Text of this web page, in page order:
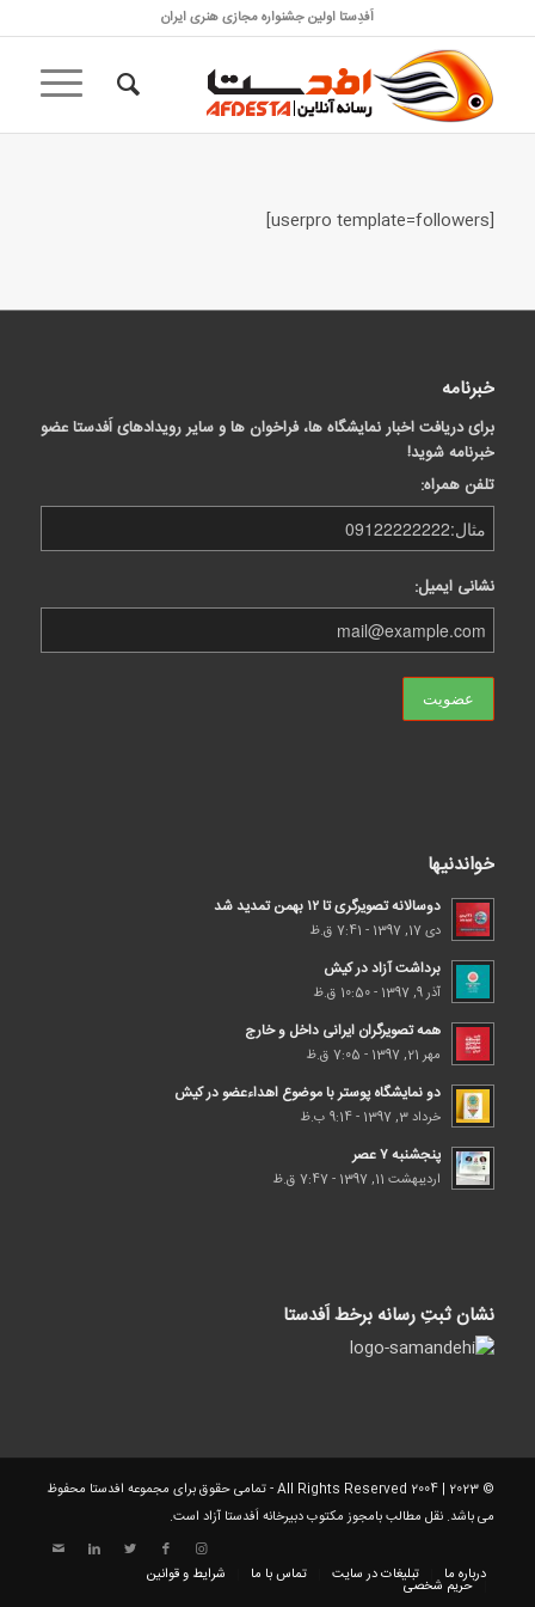
اَفدِستا اولین جشنواره مجازی هنری ایران
[userpro template=followers]
خبرنامه
برای دریافت اخبار نمایشگاه ها، فراخوان ها و سایر رویدادهای اَفدستا عضو
خبرنامه شوید!
تلفن همراه:
نشانی ایمیل:
خواندنیها
دوسالانه تصویرگری تا ۱۲ بهمن تمدید شد
دی 17, 1397 - 7:41 ق.ظ
برداشت آزاد در کیش
آذر 9, 1397 - 10:50 ق.ظ
همه تصویرگران ایرانی داخل و خارج
مهر 21, 1397 - 7:05 ق.ظ
دو نمایشگاه پوستر با موضوع اهداء‌عضو در کیش
خرداد 3, 1397 - 9:14 ب.ظ
پنجشنبه ۷ عصر
اردیبهشت 11, 1397 - 7:47 ق.ظ
نشان ثبتِ رسانه برخط اَفدستا
© 2023 | 2004 All Rights Reserved - تمامی حقوق برای مجموعه افدستا محفوظ
می باشد. نقل مطالب بامجوز مکتوب دبیرخانه اَفدستا آزاد است.
درباره ما تبلیغات در سایت تماس با ما شرایط و قوانین
حریم شخصی